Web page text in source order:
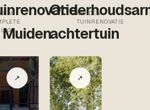
·
MUIDEN·
TUINRENOVATIE
achtertuin
↗ ↗